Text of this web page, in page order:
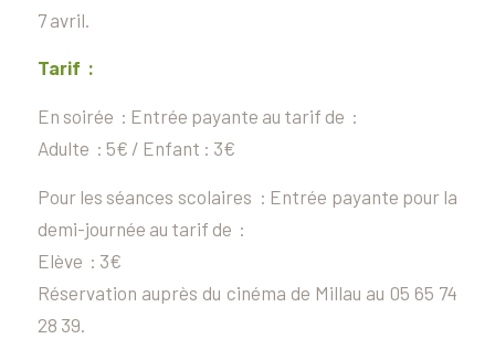
7 avril.
Tarif :
En soirée : Entrée payante au tarif de :
Adulte : 5€ / Enfant : 3€
Pour les séances scolaires : Entrée payante pour la
demi-journée au tarif de :
Elève : 3€
Réservation auprès du cinéma de Millau au 05 65 74
28 39.